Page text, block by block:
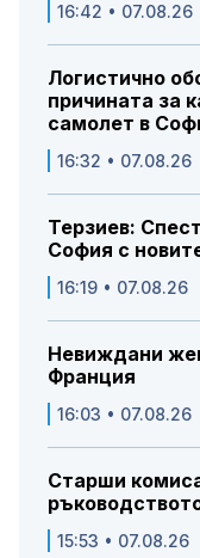
16:42 • 07.08.26
Логистично
причината за
самолет в
16:32 • 07.08.26
Терзиев:
София с
16:19 • 07.08.26
Невиждани
Франция
16:03 • 07.08.26
Старши
15:53 • 07.08.26